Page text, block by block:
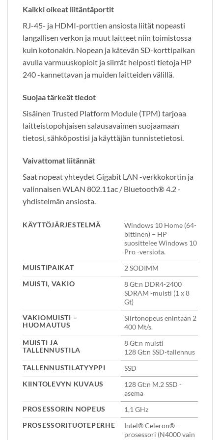
Kaikki oikeat liitäntäportit
RJ-45- ja HDMI-porttien ansiosta liität nopeasti
langallisen verkon ja muut laitteet niin toimistossa
kuin kotonakin. Nopean ja kätevän SD-korttipaikan
avulla varmuuskopioit ja siirrät helposti tietoja HP
240 -kannettavan ja muiden laitteiden välillä.
Suojaa tärkeät tiedot
Sisäinen Trusted Platform Module (TPM) tarjoaa
laitteistopohjaisen salausavaimen suojaamaan
tietosi, sähköpostisi ja käyttäjän tunnistetietosi.
Vaivattomat liitännät
Saat nopeat yhteydet Gigabit LAN -verkkokortin ja
valinnaisen WLAN 802.11ac / Bluetooth® 4.2 -
yhdistelmän ansiosta.
KÄYTTÖJÄRJESTELMÄ
Windows 10 Home (64-
bittinen) – HP
suosittelee Windows 10
Pro -versiota.
MUISTIPAIKAT
2 SODIMM
MUISTI, VAKIO
8 Gt:n DDR4-2400
SDRAM -muisti (1 x 8
Gt)
VAKIOMUISTI –
HUOMAUTUS
Siirtonopeus enintään 2
400 Mt/s.
MUISTI JA
TALLENNUSTILA
8 Gt:n muisti
128 Gt:n SSD-tallennus
TALLENNUSTILATYYPPI
SSD
KIINTOLEVYN KUVAUS
128 Gt:n M.2 SSD -
asema
PROSESSORIN NOPEUS
1,1 GHz
PROSESSORITUOTEPERHE
Intel® Celeron® -
prosessori (N4000 vain